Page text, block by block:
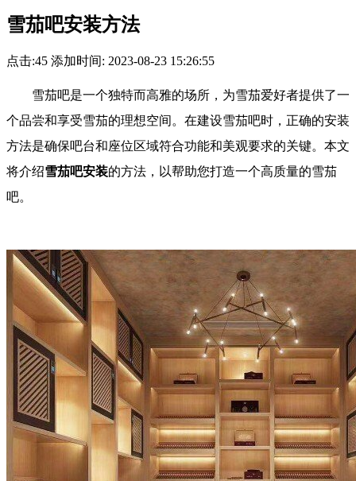
雪茄吧安装方法
点击:45 添加时间: 2023-08-23 15:26:55
雪茄吧是一个独特而高雅的场所，为雪茄爱好者提供了一
个品尝和享受雪茄的理想空间。在建设雪茄吧时，正确的安装
方法是确保吧台和座位区域符合功能和美观要求的关键。本文
将介绍雪茄吧安装的方法，以帮助您打造一个高质量的雪茄
吧。